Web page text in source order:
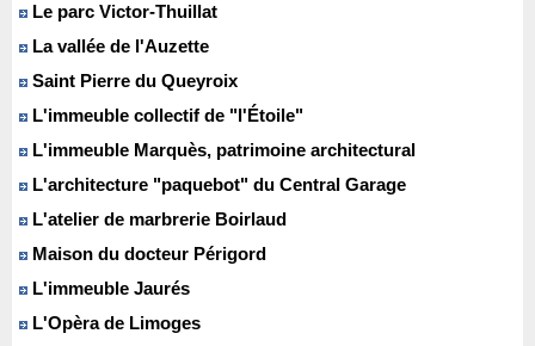
Le parc Victor-Thuillat
La vallée de l'Auzette
Saint Pierre du Queyroix
L'immeuble collectif de "l'Étoile"
L'immeuble Marquès, patrimoine architectural
L'architecture "paquebot" du Central Garage
L'atelier de marbrerie Boirlaud
Maison du docteur Périgord
L'immeuble Jaurés
L'Opèra de Limoges